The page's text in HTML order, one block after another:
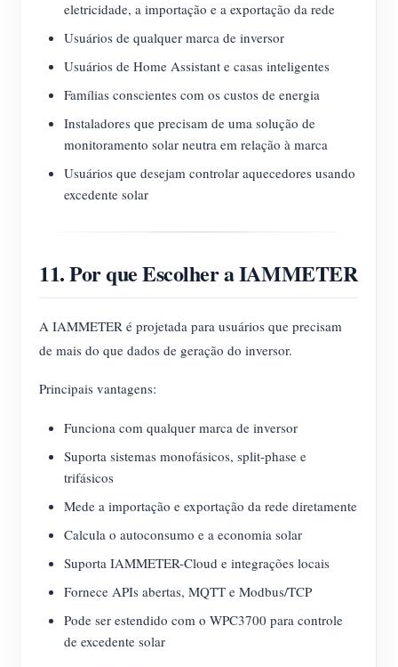
eletricidade, a importação e a exportação da rede
Usuários de qualquer marca de inversor
Usuários de Home Assistant e casas inteligentes
Famílias conscientes com os custos de energia
Instaladores que precisam de uma solução de
monitoramento solar neutra em relação à marca
Usuários que desejam controlar aquecedores usando
excedente solar
11. Por que Escolher a IAMMETER
A IAMMETER é projetada para usuários que precisam
de mais do que dados de geração do inversor.
Principais vantagens:
Funciona com qualquer marca de inversor
Suporta sistemas monofásicos, split-phase e
trifásicos
Mede a importação e exportação da rede diretamente
Calcula o autoconsumo e a economia solar
Suporta IAMMETER-Cloud e integrações locais
Fornece APIs abertas, MQTT e Modbus/TCP
Pode ser estendido com o WPC3700 para controle
de excedente solar